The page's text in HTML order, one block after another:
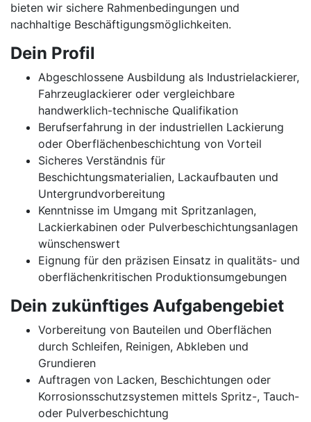
bieten wir sichere Rahmenbedingungen und
nachhaltige Beschäftigungsmöglichkeiten.
Dein Profil
Abgeschlossene Ausbildung als Industrielackierer,
Fahrzeuglackierer oder vergleichbare
handwerklich-technische Qualifikation
Berufserfahrung in der industriellen Lackierung
oder Oberflächenbeschichtung von Vorteil
Sicheres Verständnis für
Beschichtungsmaterialien, Lackaufbauten und
Untergrundvorbereitung
Kenntnisse im Umgang mit Spritzanlagen,
Lackierkabinen oder Pulverbeschichtungsanlagen
wünschenswert
Eignung für den präzisen Einsatz in qualitäts- und
oberflächenkritischen Produktionsumgebungen
Dein zukünftiges Aufgabengebiet
Vorbereitung von Bauteilen und Oberflächen
durch Schleifen, Reinigen, Abkleben und
Grundieren
Auftragen von Lacken, Beschichtungen oder
Korrosionsschutzsystemen mittels Spritz-, Tauch-
oder Pulverbeschichtung